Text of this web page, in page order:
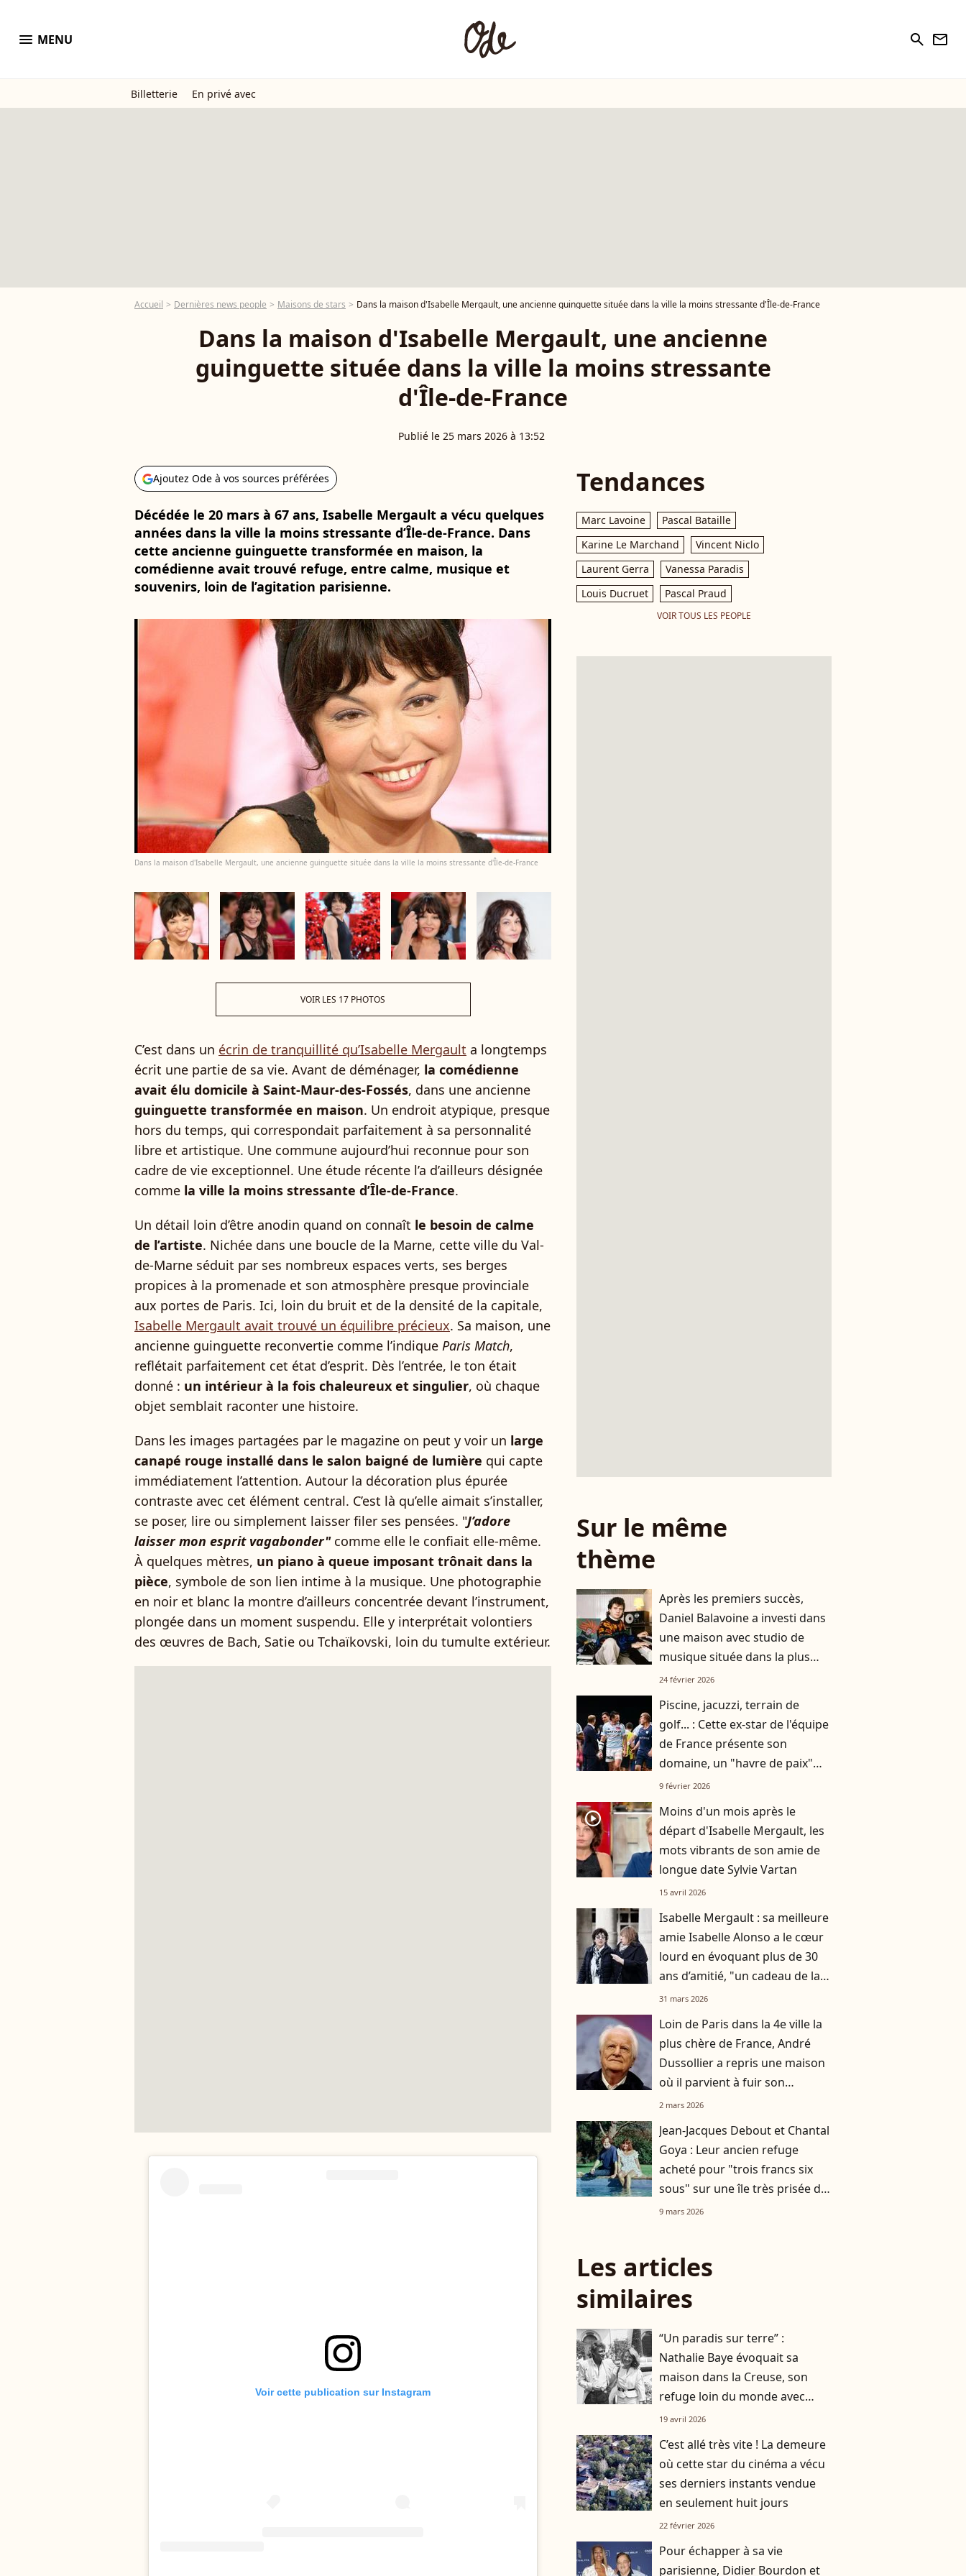
menu MENU search newsletter
Billetterie En privé avec
Accueil Dernières news people Maisons de stars Dans la maison d'Isabelle Mergault, une ancienne guinguette située dans la ville la moins stressante d'Île-de-France
Dans la maison d'Isabelle Mergault, une ancienne
guinguette située dans la ville la moins stressante
d'Île-de-France
Publié le 25 mars 2026 à 13:52
Ajoutez Ode à vos sources préférées
Décédée le 20 mars à 67 ans, Isabelle Mergault a vécu quelques
années dans la ville la moins stressante d’Île-de-France. Dans
cette ancienne guinguette transformée en maison, la
comédienne avait trouvé refuge, entre calme, musique et
souvenirs, loin de l’agitation parisienne.
Dans la maison d'Isabelle Mergault, une ancienne guinguette située dans la ville la moins stressante d'Île-de-France
VOIR LES 17 PHOTOS
C’est dans un écrin de tranquillité qu’Isabelle Mergault a longtemps
écrit une partie de sa vie. Avant de déménager, la comédienne
avait élu domicile à Saint-Maur-des-Fossés, dans une ancienne
guinguette transformée en maison. Un endroit atypique, presque
hors du temps, qui correspondait parfaitement à sa personnalité
libre et artistique. Une commune aujourd’hui reconnue pour son
cadre de vie exceptionnel. Une étude récente l’a d’ailleurs désignée
comme la ville la moins stressante d’Île-de-France.
Un détail loin d’être anodin quand on connaît le besoin de calme
de l’artiste. Nichée dans une boucle de la Marne, cette ville du Val-
de-Marne séduit par ses nombreux espaces verts, ses berges
propices à la promenade et son atmosphère presque provinciale
aux portes de Paris. Ici, loin du bruit et de la densité de la capitale,
Isabelle Mergault avait trouvé un équilibre précieux. Sa maison, une
ancienne guinguette reconvertie comme l’indique Paris Match,
reflétait parfaitement cet état d’esprit. Dès l’entrée, le ton était
donné : un intérieur à la fois chaleureux et singulier, où chaque
objet semblait raconter une histoire.
Dans les images partagées par le magazine on peut y voir un large
canapé rouge installé dans le salon baigné de lumière qui capte
immédiatement l’attention. Autour la décoration plus épurée
contraste avec cet élément central. C’est là qu’elle aimait s’installer,
se poser, lire ou simplement laisser filer ses pensées. "J’adore
laisser mon esprit vagabonder"comme elle le confiait elle-même.
À quelques mètres, un piano à queue imposant trônait dans la
pièce, symbole de son lien intime à la musique. Une photographie
en noir et blanc la montre d’ailleurs concentrée devant l’instrument,
plongée dans un moment suspendu. Elle y interprétait volontiers
des œuvres de Bach, Satie ou Tchaïkovski, loin du tumulte extérieur.
Voir cette publication sur Instagram
Tendances
Marc Lavoine
Pascal Bataille
Karine Le Marchand
Vincent Niclo
Laurent Gerra
Vanessa Paradis
Louis Ducruet
Pascal Praud
VOIR TOUS LES PEOPLE
Sur le même
thème
Après les premiers succès,
Daniel Balavoine a investi dans
une maison avec studio de
musique située dans la plus
grande ville écologiste d’Île-de-
24 février 2026
Piscine, jacuzzi, terrain de
golf... : Cette ex-star de l'équipe
de France présente son
domaine, un "havre de paix"
situé dans le sud de la France
9 février 2026
player2
Moins d'un mois après le
départ d'Isabelle Mergault, les
mots vibrants de son amie de
longue date Sylvie Vartan
15 avril 2026
Isabelle Mergault : sa meilleure
amie Isabelle Alonso a le cœur
lourd en évoquant plus de 30
ans d’amitié, "un cadeau de la
vie"
31 mars 2026
Loin de Paris dans la 4e ville la
plus chère de France, André
Dussollier a repris une maison
où il parvient à fuir son
quotidien
2 mars 2026
Jean-Jacques Debout et Chantal
Goya : Leur ancien refuge
acheté pour "trois francs six
sous" sur une île très prisée de
la côte Atlantique
9 mars 2026
Les articles
similaires
“Un paradis sur terre” :
Nathalie Baye évoquait sa
maison dans la Creuse, son
refuge loin du monde avec
Johnny Hallyday
19 avril 2026
C’est allé très vite ! La demeure
où cette star du cinéma a vécu
ses derniers instants vendue
en seulement huit jours
22 février 2026
Pour échapper à sa vie
parisienne, Didier Bourdon et